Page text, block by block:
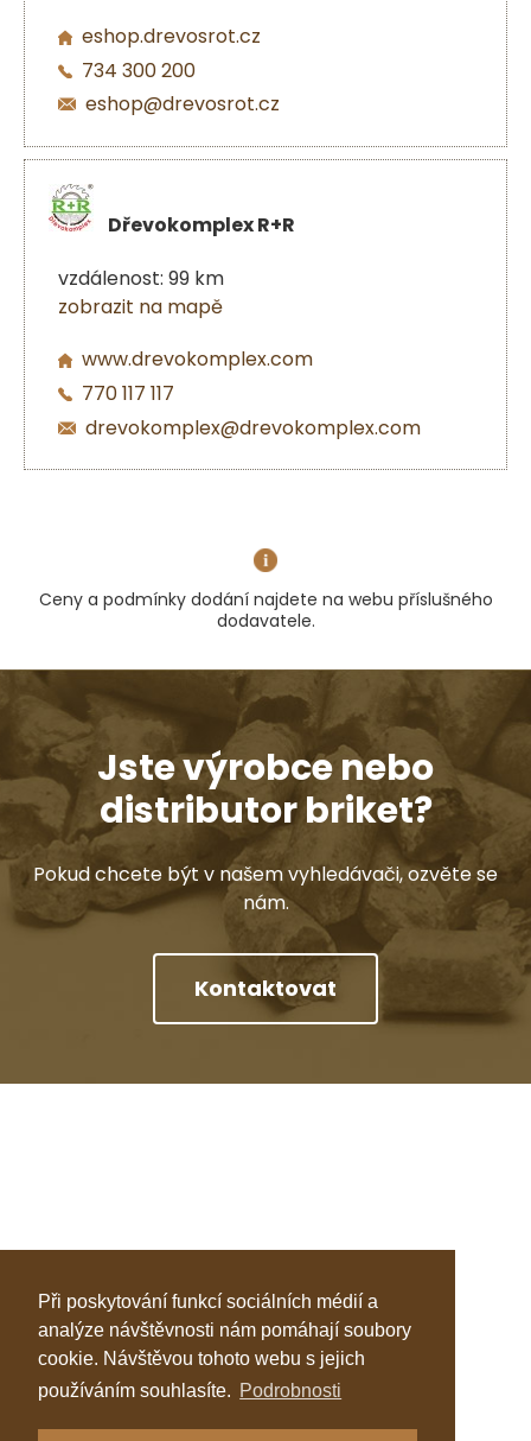
Při poskytování funkcí sociálních médií a
analýze návštěvnosti nám pomáhají soubory
cookie. Návštěvou tohoto webu s jejich
používáním souhlasíte. Podrobnosti
eshop.drevosrot.cz
734 300 200
eshop@drevosrot.cz
Dřevokomplex R+R
vzdálenost: 99 km
zobrazit na mapě
www.drevokomplex.com
770 117 117
drevokomplex@drevokomplex.com
Ceny a podmínky dodání najdete na webu příslušného
dodavatele.
Jste výrobce nebo
distributor briket?
Pokud chcete být v našem vyhledávači, ozvěte se
nám.
Kontaktovat
Klastr Česká peleta